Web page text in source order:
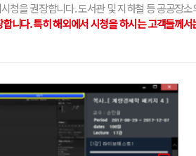
청을 권장합니다. 도서관 및 지하철 등 공공장
니다. 특히 해외에서 시청을 하시는 고객들께